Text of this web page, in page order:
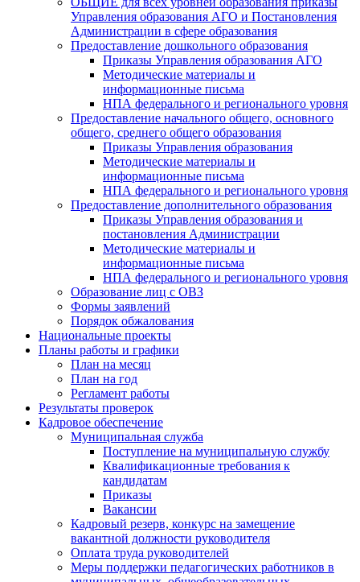
Управления образования АГО и Постановления
Администрации в сфере образования
Предоставление дошкольного образования
Приказы Управления образования АГО
Методические материалы и
информационные письма
НПА федерального и регионального уровня
Предоставление начального общего, основного
общего, среднего общего образования
Приказы Управления образования
Методические материалы и
информационные письма
НПА федерального и регионального уровня
Предоставление дополнительного образования
Приказы Управления образования и
постановления Администрации
Методические материалы и
информационные письма
НПА федерального и регионального уровня
Образование лиц с ОВЗ
Формы заявлений
Порядок обжалования
Национальные проекты
Планы работы и графики
План на месяц
План на год
Регламент работы
Результаты проверок
Кадровое обеспечение
Муниципальная служба
Поступление на муниципальную службу
Квалификационные требования к
кандидатам
Приказы
Вакансии
Кадровый резерв, конкурс на замещение
вакантной должности руководителя
Оплата труда руководителей
Меры поддержки педагогических работников в